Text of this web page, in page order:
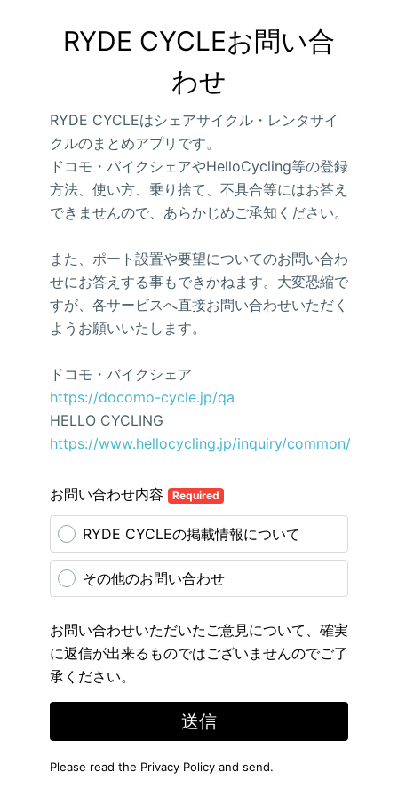
RYDE CYCLEお問い合
わせ
RYDE CYCLEはシェアサイクル・レンタサイ
クルのまとめアプリです。
ドコモ・バイクシェアやHelloCycling等の登録
方法、使い方、乗り捨て、不具合等にはお答え
できませんので、あらかじめご承知ください。
また、ポート設置や要望についてのお問い合わ
せにお答えする事もできかねます。大変恐縮で
すが、各サービスへ直接お問い合わせいただく
ようお願いいたします。
ドコモ・バイクシェア
https://docomo-cycle.jp/qa
HELLO CYCLING
https://www.hellocycling.jp/inquiry/common/
お問い合わせ内容 Required
RYDE CYCLEの掲載情報について
その他のお問い合わせ
お問い合わせいただいたご意見について、確実
に返信が出来るものではございませんのでご了
承ください。
送信
Please read the Privacy Policy and send.